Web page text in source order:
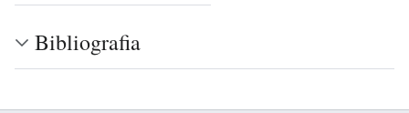
Bibliografia